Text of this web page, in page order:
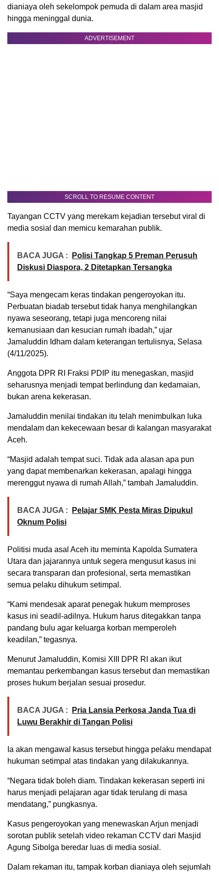
dianiaya oleh sekelompok pemuda di dalam area masjid
hingga meninggal dunia.
ADVERTISEMENT
SCROLL TO RESUME CONTENT
Tayangan CCTV yang merekam kejadian tersebut viral di
media sosial dan memicu kemarahan publik.
BACA JUGA :
Polisi Tangkap 5 Preman Perusuh
Diskusi Diaspora, 2 Ditetapkan Tersangka
“Saya mengecam keras tindakan pengeroyokan itu.
Perbuatan biadab tersebut tidak hanya menghilangkan
nyawa seseorang, tetapi juga mencoreng nilai
kemanusiaan dan kesucian rumah ibadah,” ujar
Jamaluddin Idham dalam keterangan tertulisnya, Selasa
(4/11/2025).
Anggota DPR RI Fraksi PDIP itu menegaskan, masjid
seharusnya menjadi tempat berlindung dan kedamaian,
bukan arena kekerasan.
Jamaluddin menilai tindakan itu telah menimbulkan luka
mendalam dan kekecewaan besar di kalangan masyarakat
Aceh.
“Masjid adalah tempat suci. Tidak ada alasan apa pun
yang dapat membenarkan kekerasan, apalagi hingga
merenggut nyawa di rumah Allah,” tambah Jamaluddin.
BACA JUGA :
Pelajar SMK Pesta Miras Dipukul
Oknum Polisi
Politisi muda asal Aceh itu meminta Kapolda Sumatera
Utara dan jajarannya untuk segera mengusut kasus ini
secara transparan dan profesional, serta memastikan
semua pelaku dihukum setimpal.
“Kami mendesak aparat penegak hukum memproses
kasus ini seadil-adilnya. Hukum harus ditegakkan tanpa
pandang bulu agar keluarga korban memperoleh
keadilan,” tegasnya.
Menurut Jamaluddin, Komisi XIII DPR RI akan ikut
memantau perkembangan kasus tersebut dan memastikan
proses hukum berjalan sesuai prosedur.
BACA JUGA :
Pria Lansia Perkosa Janda Tua di
Luwu Berakhir di Tangan Polisi
Ia akan mengawal kasus tersebut hingga pelaku mendapat
hukuman setimpal atas tindakan yang dilakukannya.
“Negara tidak boleh diam. Tindakan kekerasan seperti ini
harus menjadi pelajaran agar tidak terulang di masa
mendatang,” pungkasnya.
Kasus pengeroyokan yang menewaskan Arjun menjadi
sorotan publik setelah video rekaman CCTV dari Masjid
Agung Sibolga beredar luas di media sosial.
Dalam rekaman itu, tampak korban dianiaya oleh sejumlah